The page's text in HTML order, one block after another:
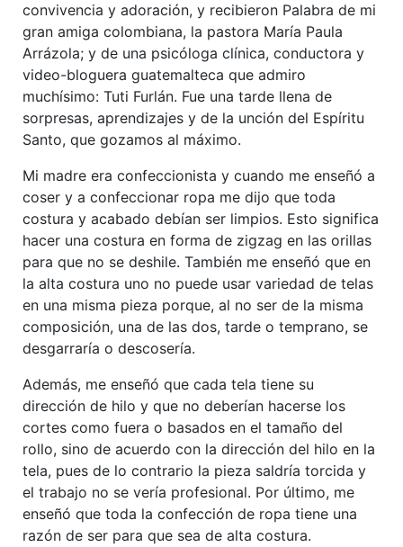
convivencia y adoración, y recibieron Palabra de mi
gran amiga colombiana, la pastora María Paula
Arrázola; y de una psicóloga clínica, conductora y
video-bloguera guatemalteca que admiro
muchísimo: Tuti Furlán. Fue una tarde llena de
sorpresas, aprendizajes y de la unción del Espíritu
Santo, que gozamos al máximo.
Mi madre era confeccionista y cuando me enseñó a
coser y a confeccionar ropa me dijo que toda
costura y acabado debían ser limpios. Esto significa
hacer una costura en forma de zigzag en las orillas
para que no se deshile. También me enseñó que en
la alta costura uno no puede usar variedad de telas
en una misma pieza porque, al no ser de la misma
composición, una de las dos, tarde o temprano, se
desgarraría o descosería.
Además, me enseñó que cada tela tiene su
dirección de hilo y que no deberían hacerse los
cortes como fuera o basados en el tamaño del
rollo, sino de acuerdo con la dirección del hilo en la
tela, pues de lo contrario la pieza saldría torcida y
el trabajo no se vería profesional. Por último, me
enseñó que toda la confección de ropa tiene una
razón de ser para que sea de alta costura.